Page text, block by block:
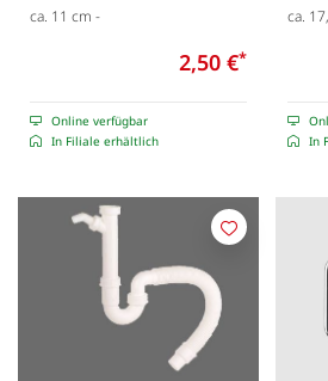
ca. 11 cm -
2,50 €*
Online verfügbar
In Filiale erhältlich
ca.
In
Merken